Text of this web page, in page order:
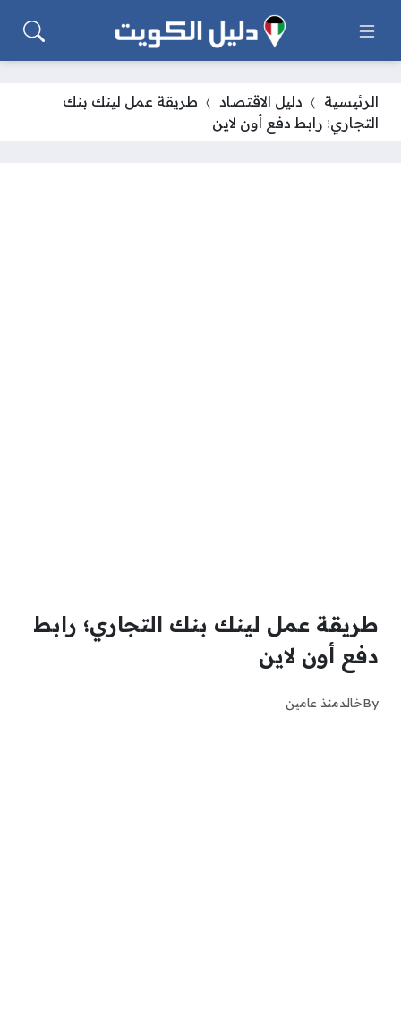
الرئيسية دليل الاقتصاد
طريقة عمل لينك بنك
التجاري؛ رابط دفع أون لاين
طريقة عمل لينك بنك التجاري؛ رابط
دفع أون لاين
Byخالدمنذ عامين